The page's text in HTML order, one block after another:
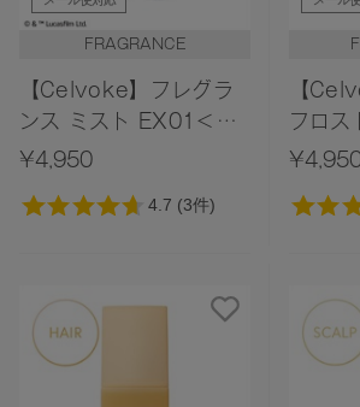
FRAGRANCE
【Celvoke】フレグラ
ンス ミスト EX01＜限
定デザイン＞＜STAR
¥4,950
【
フロス
ショ